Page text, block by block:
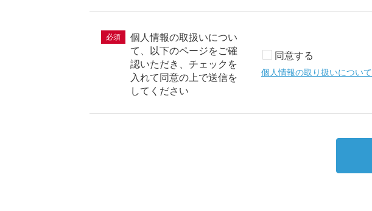
必須
個人情報の取扱いについ
て、以下のページをご確
認いただき、チェックを
入れて同意の上で送信を
してください
同意する
個人情報の取り扱いについて